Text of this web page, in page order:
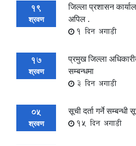
19
श्रवण
जिल्ला प्रशासन
अपिल .
1 दिन अगाडी
17
श्रवण
प्रमुख जिल्ला
सम्बन्धमा
3 दिन अगाडी
05
श्रवण
सूची दर्ता गर्ने सम्बन्धी
15 दिन अगाडी